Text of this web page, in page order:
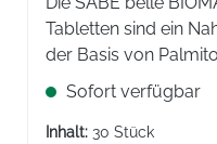
Tabletten sind ein
der Basis von
Tablette enthält 200
Aktivstofffreisetzung.
Sofort verfügbar
Inhalt: 30 Stück